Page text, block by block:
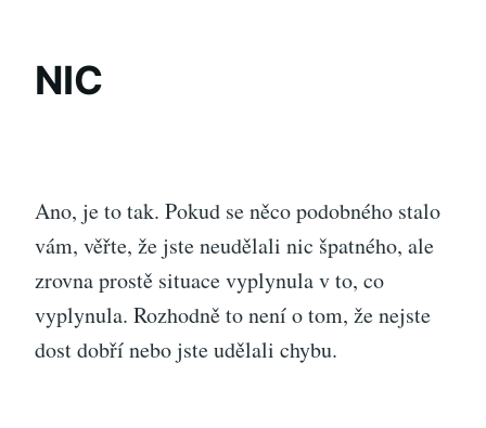
NIC
Ano, je to tak. Pokud se něco podobného stalo
vám, věřte, že jste neudělali nic špatného, ale
zrovna prostě situace vyplynula v to, co
vyplynula. Rozhodně to není o tom, že nejste
dost dobří nebo jste udělali chybu.